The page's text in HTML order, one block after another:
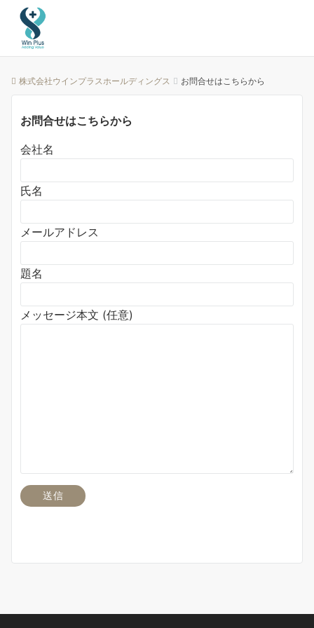
株式会社ウインプラスホールディングス お問合せはこちらから
お問合せはこちらから
会社名
氏名
メールアドレス
題名
メッセージ本文 (任意)